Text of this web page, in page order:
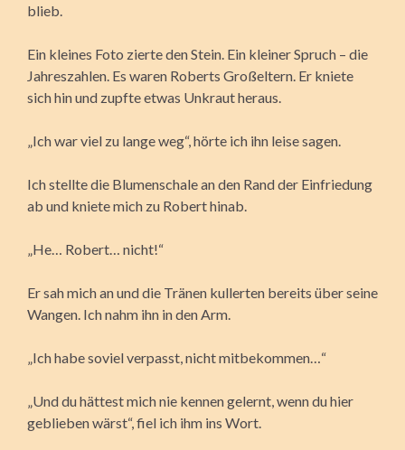
blieb.
Ein kleines Foto zierte den Stein. Ein kleiner Spruch – die
Jahreszahlen. Es waren Roberts Großeltern. Er kniete
sich hin und zupfte etwas Unkraut heraus.
„Ich war viel zu lange weg“, hörte ich ihn leise sagen.
Ich stellte die Blumenschale an den Rand der Einfriedung
ab und kniete mich zu Robert hinab.
„He… Robert… nicht!“
Er sah mich an und die Tränen kullerten bereits über seine
Wangen. Ich nahm ihn in den Arm.
„Ich habe soviel verpasst, nicht mitbekommen…“
„Und du hättest mich nie kennen gelernt, wenn du hier
geblieben wärst“, fiel ich ihm ins Wort.